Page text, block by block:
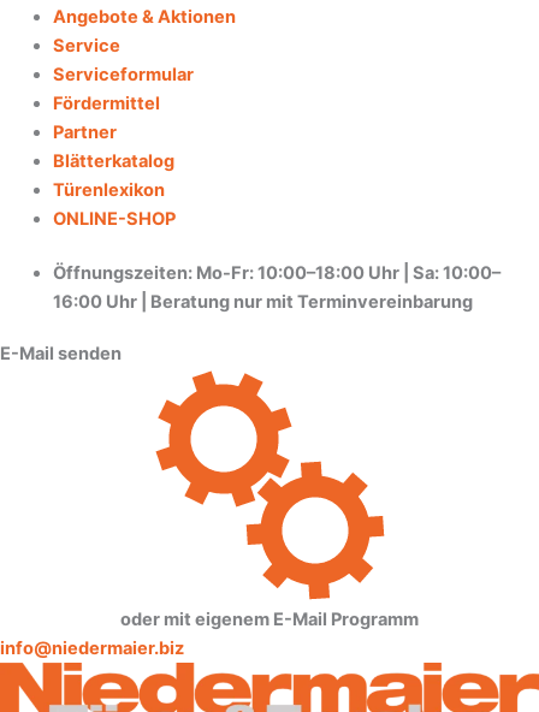
Angebote & Aktionen
Service
Serviceformular
Fördermittel
Partner
Blätterkatalog
Türenlexikon
ONLINE-SHOP
Öffnungszeiten: Mo-Fr: 10:00–18:00 Uhr | Sa: 10:00–
16:00 Uhr | Beratung nur mit Terminvereinbarung
E-Mail senden
oder mit eigenem E-Mail Programm
info@niedermaier.biz